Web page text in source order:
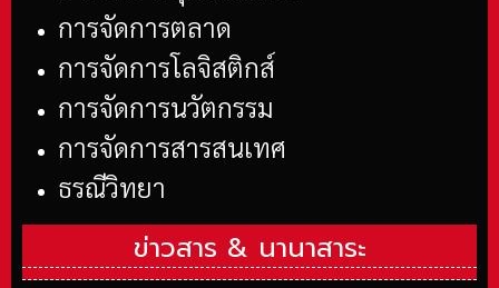
การจัดการตลาด
การจัดการโลจิสติกส์
การจัดการนวัตกรรม
การจัดการสารสนเทศ
ธรณีวิทยา
ข่าวสาร & นานาสาระ